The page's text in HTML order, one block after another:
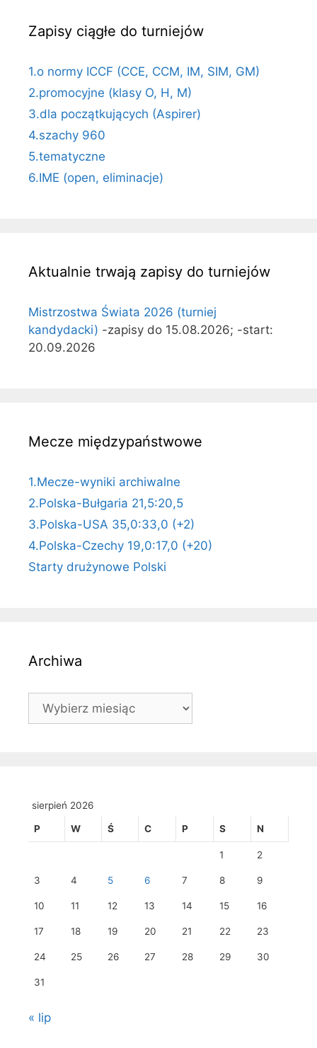
Zapisy ciągłe do turniejów
1.o normy ICCF (CCE, CCM, IM, SIM, GM)
2.promocyjne (klasy O, H, M)
3.dla początkujących (Aspirer)
4.szachy 960
5.tematyczne
6.IME (open, eliminacje)
Aktualnie trwają zapisy do turniejów
Mistrzostwa Świata 2026 (turniej
kandydacki) -zapisy do 15.08.2026; -start:
20.09.2026
Mecze międzypaństwowe
1.Mecze-wyniki archiwalne
2.Polska-Bułgaria 21,5:20,5
3.Polska-USA 35,0:33,0 (+2)
4.Polska-Czechy 19,0:17,0 (+20)
Starty drużynowe Polski
Archiwa
Archiwa
sierpień 2026
P W Ś C P S N
1 2
3 4 5 6 7 8 9
10 11 12 13 14 15 16
17 18 19 20 21 22 23
24 25 26 27 28 29 30
31
« lip